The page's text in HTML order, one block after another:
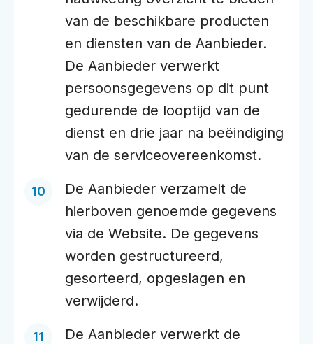
van de beschikbare producten
en diensten van de Aanbieder.
De Aanbieder verwerkt
persoonsgegevens op dit punt
gedurende de looptijd van de
dienst en drie jaar na beëindiging
van de serviceovereenkomst.
De Aanbieder verzamelt de
hierboven genoemde gegevens
via de Website. De gegevens
worden gestructureerd,
gesorteerd, opgeslagen en
verwijderd.
De Aanbieder verwerkt de